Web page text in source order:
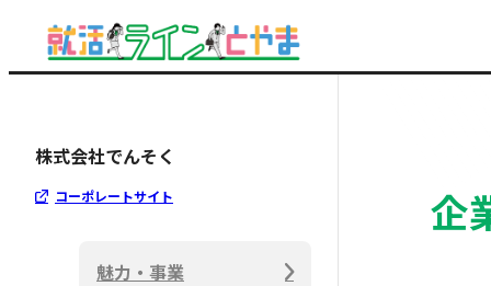
株式会社でんそく
コーポレートサイト
魅力・事業
企